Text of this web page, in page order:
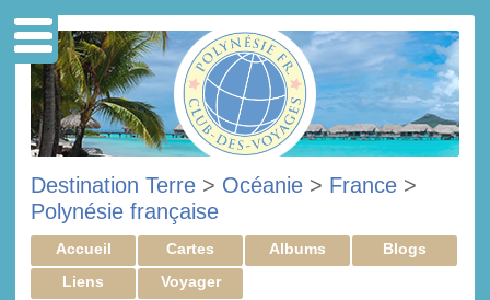
Destination Terre > Océanie > France >
Polynésie française
Accueil Cartes Albums
Blogs
Liens
Voyager